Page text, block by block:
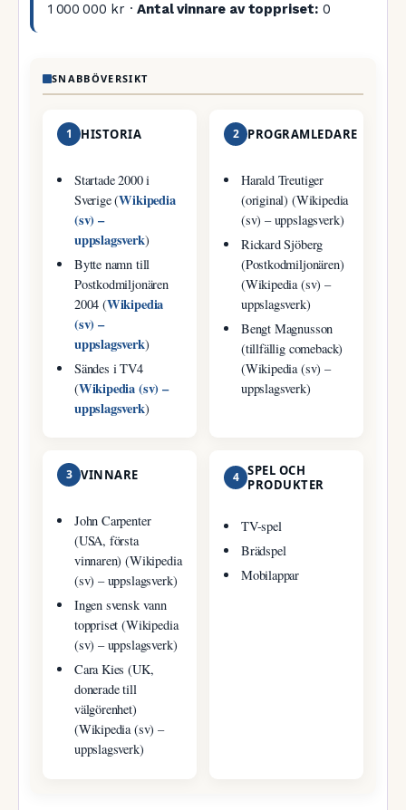
1 000 000 kr ·Antal vinnare av toppriset:0
SNABBÖVERSIKT
1 HISTORIA
Startade 2000 i
Sverige (Wikipedia
(sv) –
uppslagsverk)
Bytte namn till
Postkodmiljonären
2004 (Wikipedia
(sv) –
uppslagsverk)
Sändes i TV4
(Wikipedia (sv) –
uppslagsverk)
2 PROGRAMLEDARE
Harald Treutiger
(original) (Wikipedia
(sv) – uppslagsverk)
Rickard Sjöberg
(Postkodmiljonären)
(Wikipedia (sv) –
uppslagsverk)
Bengt Magnusson
(tillfällig comeback)
(Wikipedia (sv) –
uppslagsverk)
3 VINNARE
John Carpenter
(USA, första
vinnaren) (Wikipedia
(sv) – uppslagsverk)
Ingen svensk vann
toppriset (Wikipedia
(sv) – uppslagsverk)
Cara Kies (UK,
donerade till
välgörenhet)
(Wikipedia (sv) –
uppslagsverk)
4 SPEL OCH
PRODUKTER
TV-spel
Brädspel
Mobilappar